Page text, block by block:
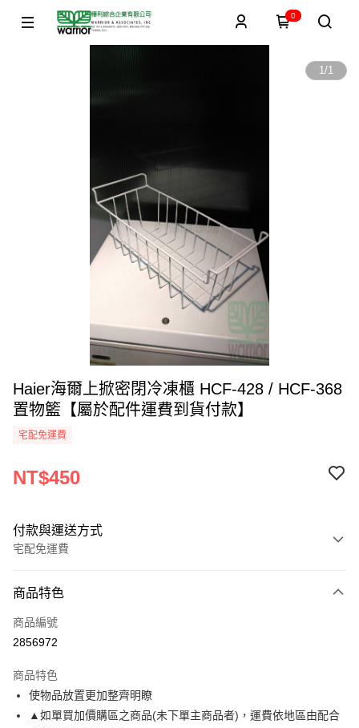
0
1/1
Haier海爾上掀密閉冷凍櫃 HCF-428 / HCF-368
置物籃【屬於配件運費到貨付款】
宅配免運費
NT$450
付款與運送方式
宅配免運費
信用卡一次付款
LINE Pay
街口支付
悠遊付
商品特色
商品編號
2856972
商品特色
使物品放置更加整齊明瞭
▲如單買加價購區之商品(未下單主商品者)，運費依地區由配合